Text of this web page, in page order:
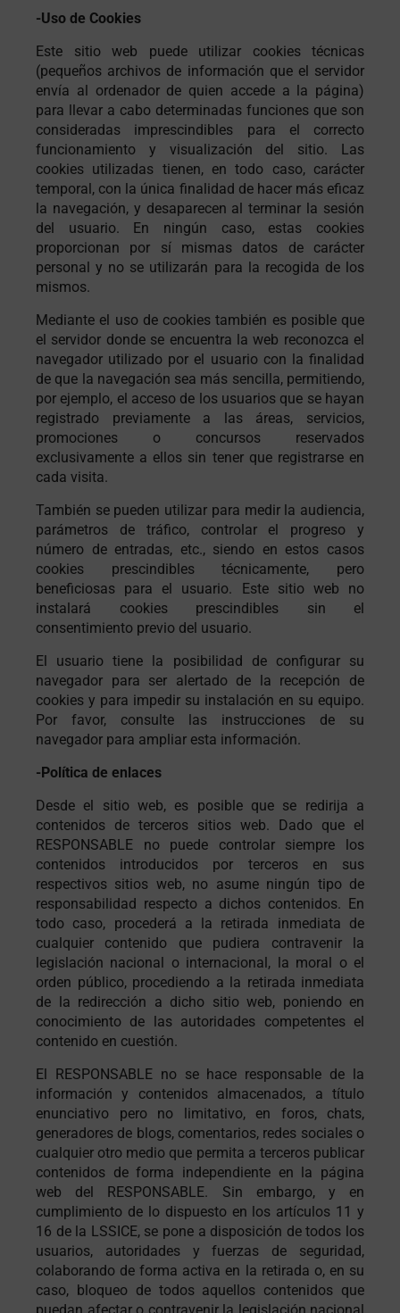
-Uso de Cookies
Este sitio web puede utilizar cookies técnicas
(pequeños archivos de información que el servidor
envía al ordenador de quien accede a la página)
para llevar a cabo determinadas funciones que son
consideradas imprescindibles para el correcto
funcionamiento y visualización del sitio. Las
cookies utilizadas tienen, en todo caso, carácter
temporal, con la única finalidad de hacer más eficaz
la navegación, y desaparecen al terminar la sesión
del usuario. En ningún caso, estas cookies
proporcionan por sí mismas datos de carácter
personal y no se utilizarán para la recogida de los
mismos.
Mediante el uso de cookies también es posible que
el servidor donde se encuentra la web reconozca el
navegador utilizado por el usuario con la finalidad
de que la navegación sea más sencilla, permitiendo,
por ejemplo, el acceso de los usuarios que se hayan
registrado previamente a las áreas, servicios,
promociones o concursos reservados
exclusivamente a ellos sin tener que registrarse en
cada visita.
También se pueden utilizar para medir la audiencia,
parámetros de tráfico, controlar el progreso y
número de entradas, etc., siendo en estos casos
cookies prescindibles técnicamente, pero
beneficiosas para el usuario. Este sitio web no
instalará cookies prescindibles sin el
consentimiento previo del usuario.
El usuario tiene la posibilidad de configurar su
navegador para ser alertado de la recepción de
cookies y para impedir su instalación en su equipo.
Por favor, consulte las instrucciones de su
navegador para ampliar esta información.
-Política de enlaces
Desde el sitio web, es posible que se redirija a
contenidos de terceros sitios web. Dado que el
RESPONSABLE no puede controlar siempre los
contenidos introducidos por terceros en sus
respectivos sitios web, no asume ningún tipo de
responsabilidad respecto a dichos contenidos. En
todo caso, procederá a la retirada inmediata de
cualquier contenido que pudiera contravenir la
legislación nacional o internacional, la moral o el
orden público, procediendo a la retirada inmediata
de la redirección a dicho sitio web, poniendo en
conocimiento de las autoridades competentes el
contenido en cuestión.
El RESPONSABLE no se hace responsable de la
información y contenidos almacenados, a título
enunciativo pero no limitativo, en foros, chats,
generadores de blogs, comentarios, redes sociales o
cualquier otro medio que permita a terceros publicar
contenidos de forma independiente en la página
web del RESPONSABLE. Sin embargo, y en
cumplimiento de lo dispuesto en los artículos 11 y
16 de la LSSICE, se pone a disposición de todos los
usuarios, autoridades y fuerzas de seguridad,
colaborando de forma activa en la retirada o, en su
caso, bloqueo de todos aquellos contenidos que